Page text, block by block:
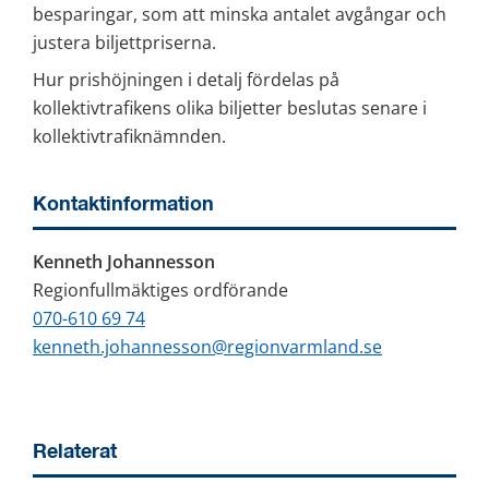
besparingar, som att minska antalet avgångar och
justera biljettpriserna.
Hur prishöjningen i detalj fördelas på
kollektivtrafikens olika biljetter beslutas senare i
kollektivtrafiknämnden.
Kontaktinformation
Kenneth Johannesson
Regionfullmäktiges ordförande
070-610 69 74
kenneth.johannesson@regionvarmland.se
Relaterat